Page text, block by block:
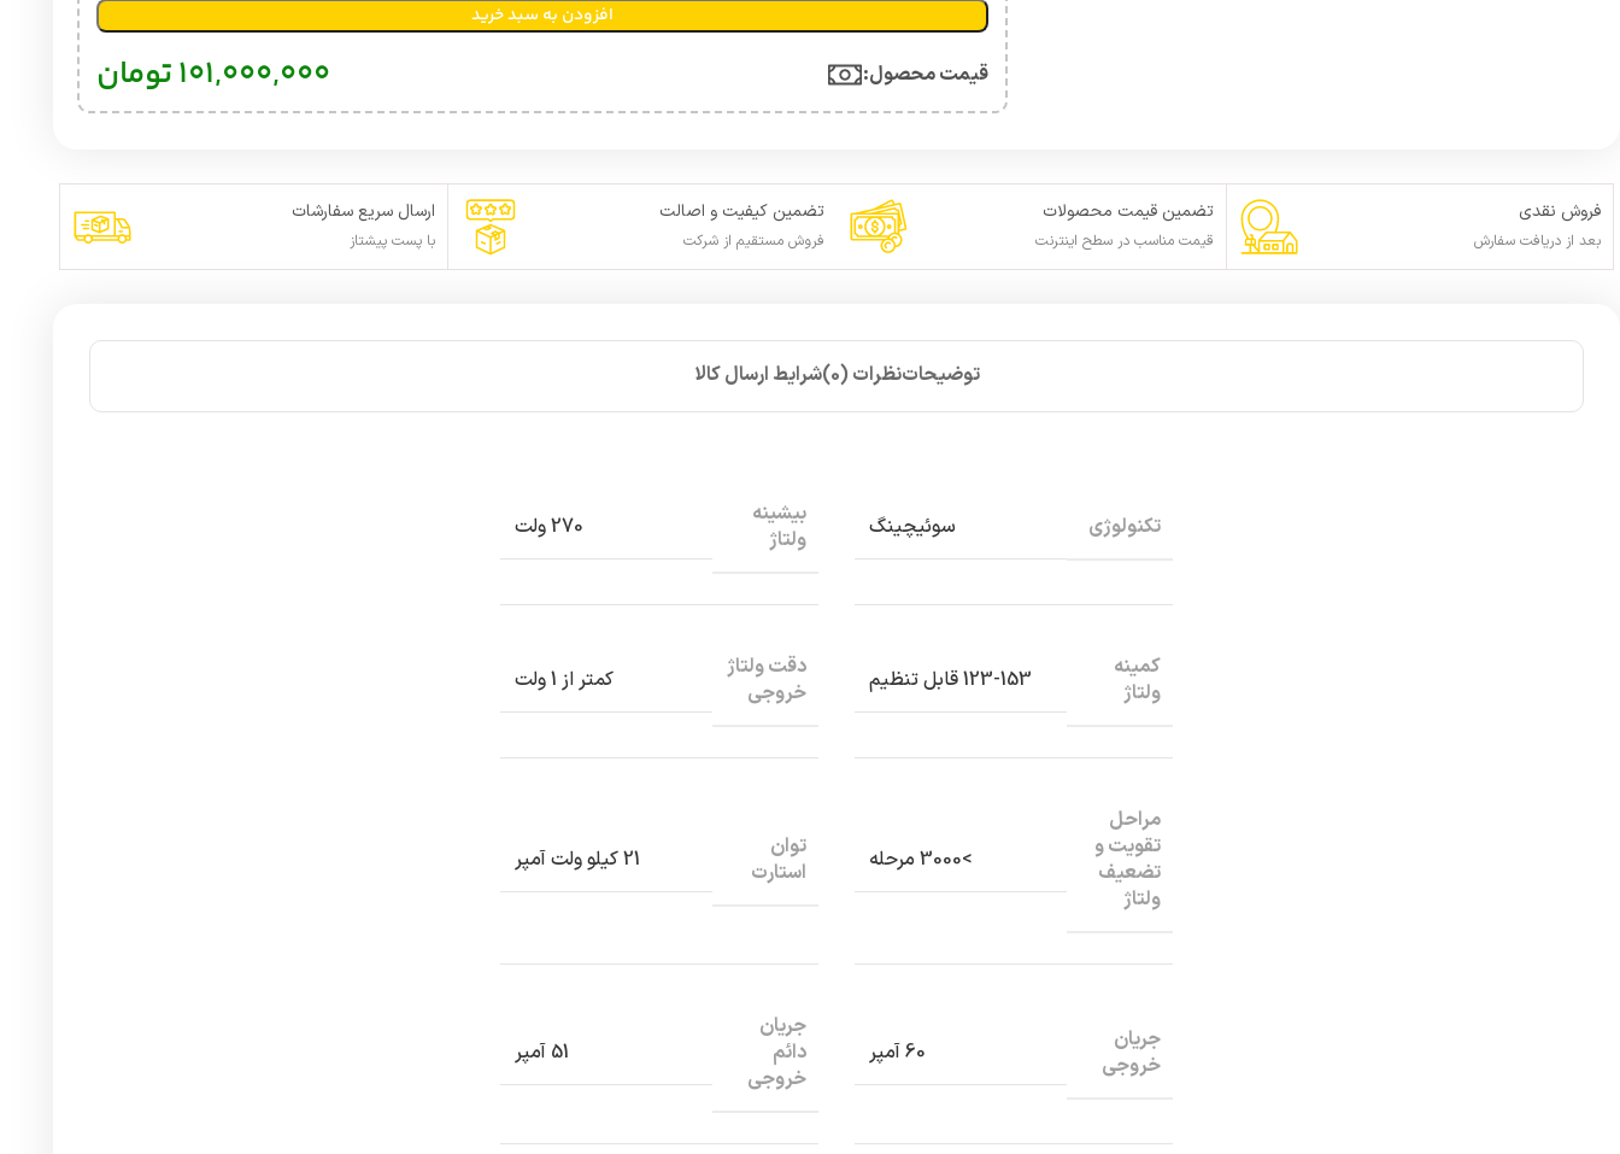
افزودن به سبد خرید
قیمت محصول:​ 101,000,000تومان
فروش نقدی
بعد از دریافت سفارش
تضمین قیمت محصولات
قیمت مناسب در سطح اینترنت
تضمین کیفیت و اصالت
فروش مستقیم از شرکت
ارسال سریع سفارشات
با پست پیشتاز
توضیحاتنظرات (0) شرایط ارسال کالا
تکنولوژی سوئیچینگ
بیشینه
ولتاژ
270 ولت
کمینه
ولتاژ
123-153 قابل تنظیم
دقت ولتاژ
خروجی
کمتر از 1 ولت
مراحل
تقویت و
تضعیف
ولتاژ
>3000 مرحله
توان
استارت
21 کیلو ولت آمپر
جریان
خروجی
60 آمپر
جریان
دائم
خروجی
51 آمپر